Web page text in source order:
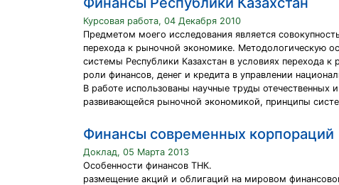
Курсовая работа, 04 Декабря 2010
Предметом моего исследования является
перехода к рыночной экономике. Методологическую
системы Республики Казахстан в условиях перехода
роли финансов, денег и кредита в управлении
В работе использованы научные труды
развивающейся рыночной экономикой, принципы
Финансы современных корпораций
Доклад, 05 Марта 2013
Особенности финансов ТНК.
размещение акций и облигаций на мировом